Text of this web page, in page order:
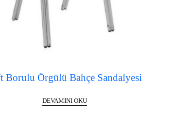
Borulu Örgülü Bahçe Sandalyesi
DEVAMINI OKU